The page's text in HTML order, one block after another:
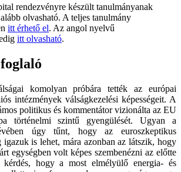
rendezvényre készült tanulmányanak
olvasható. A teljes tanulmány
itt érhető el. Az angol nyelvű
itt olvasható.
komolyan próbára tették az európai
intézmények válságkezelési képességeit. A
politikus és kommentátor vizionálta az EU
történelmi szintű gyengülését. Ugyan a
úgy tűnt, hogy az euroszkeptikus
igazuk is lehet, mára azonban az látszik, hogy
egységben volt képes szembenézni az előtte
hogy a most elmélyülő energia- és